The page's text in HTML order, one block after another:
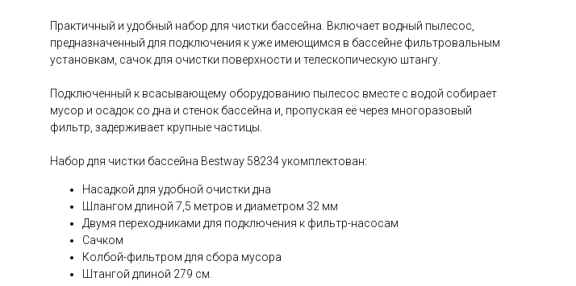
Практичный и удобный набор для чистки бассейна. Включает водный пылесос,
предназначенный для подключения к уже имеющимся в бассейне фильтровальным
установкам, сачок для очистки поверхности и телескопическую штангу.
Подключенный к всасывающему оборудованию пылесос вместе с водой собирает
мусор и осадок со дна и стенок бассейна и, пропуская её через многоразовый
фильтр, задерживает крупные частицы.
Набор для чистки бассейна Bestway 58234 укомплектован:
Насадкой для удобной очистки дна
Шлангом длиной 7,5 метров и диаметром 32 мм
Двумя переходниками для подключения к фильтр-насосам
Сачком
Колбой-фильтром для сбора мусора
Штангой длиной 279 см.